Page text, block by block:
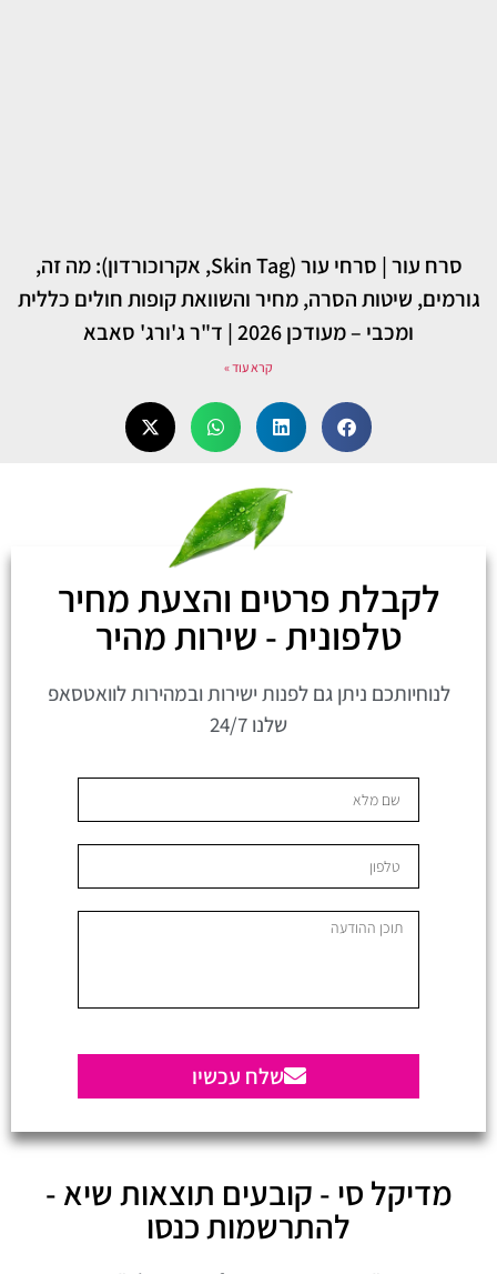
סרח עור | סרחי עור (Skin Tag, אקרוכורדון): מה זה,
גורמים, שיטות הסרה, מחיר והשוואת קופות חולים כללית
ומכבי – מעודכן 2026 | ד"ר ג'ורג' סאבא
קרא עוד »
לקבלת פרטים והצעת מחיר
טלפונית - שירות מהיר
לנוחיותכם ניתן גם לפנות ישירות ובמהירות לוואטסאפ
שלנו 24/7
שלח עכשיו
מדיקל סי - קובעים תוצאות שיא -
להתרשמות כנסו